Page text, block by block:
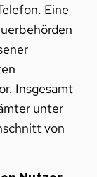
Eine
Insgesamt
unter
von